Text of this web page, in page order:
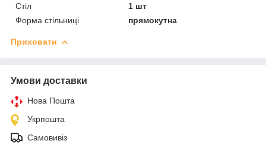
Стіл
1 шт
Форма стільниці
прямокутна
Приховати
Умови доставки
Нова Пошта
Укрпошта
Самовивіз